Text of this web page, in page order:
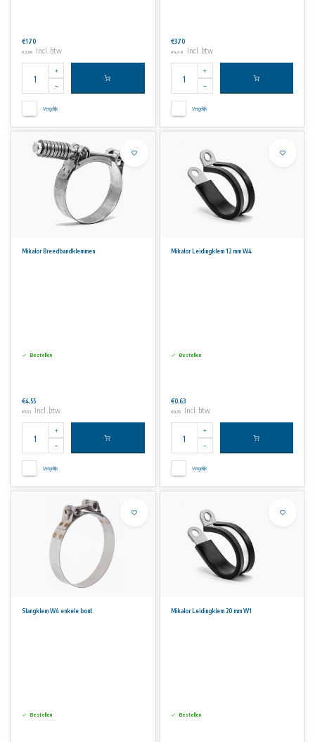
€1,70
€2,06 Incl. btw
Vergelijk
€3,70
€4,48 Incl. btw
Vergelijk
Mikalor Breedbandklemmen
Bestellen
€4,55
€5,51 Incl. btw
Vergelijk
Mikalor Leidingklem 12 mm W4
Bestellen
€0,63
€0,76 Incl. btw
Vergelijk
Slangklem W4 enkele bout
Bestellen
Mikalor Leidingklem 20 mm W1
Bestellen